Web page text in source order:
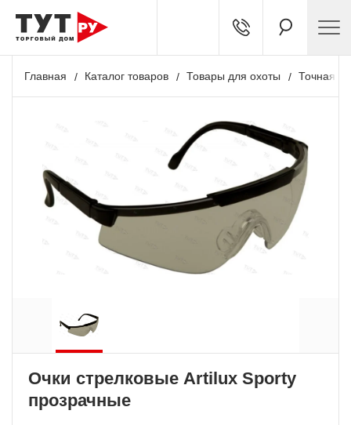
Главная Каталог товаров Товары для охоты Точная
Очки стрелковые Artilux Sporty
прозрачные